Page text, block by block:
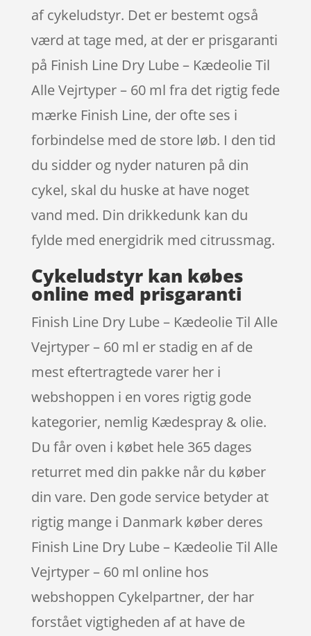
af cykeludstyr. Det er bestemt også
værd at tage med, at der er prisgaranti
på Finish Line Dry Lube – Kædeolie Til
Alle Vejrtyper – 60 ml fra det rigtig fede
mærke Finish Line, der ofte ses i
forbindelse med de store løb. I den tid
du sidder og nyder naturen på din
cykel, skal du huske at have noget
vand med. Din drikkedunk kan du
fylde med energidrik med citrussmag.
Cykeludstyr kan købes
online med prisgaranti
Finish Line Dry Lube – Kædeolie Til Alle
Vejrtyper – 60 ml er stadig en af de
mest eftertragtede varer her i
webshoppen i en vores rigtig gode
kategorier, nemlig Kædespray & olie.
Du får oven i købet hele 365 dages
returret med din pakke når du køber
din vare. Den gode service betyder at
rigtig mange i Danmark køber deres
Finish Line Dry Lube – Kædeolie Til Alle
Vejrtyper – 60 ml online hos
webshoppen Cykelpartner, der har
forstået vigtigheden af at have de